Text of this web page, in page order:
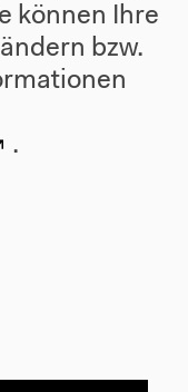
können Ihre
bzw.
.